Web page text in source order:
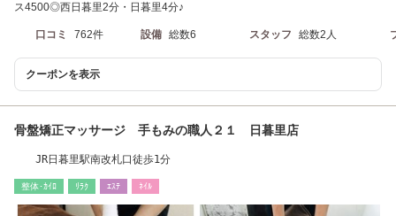
ス4500◎西日暮里2分・日暮里4分♪
口コミ 762件 設備 総数6 スタッフ 総数2人
クーポンを表示
骨盤矯正マッサージ 手もみの職人２１ 日暮里店
JR日暮里駅南改札口徒歩1分
整体･ｶｲﾛ ﾘﾗｸ ｴｽﾃ ﾈｲﾙ